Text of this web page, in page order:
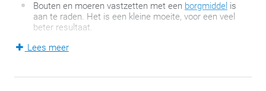
Bouten en moeren vastzetten met een borgmiddel is
aan te raden. Het is een kleine moeite, voor een veel
beter resultaat.
Lees meer